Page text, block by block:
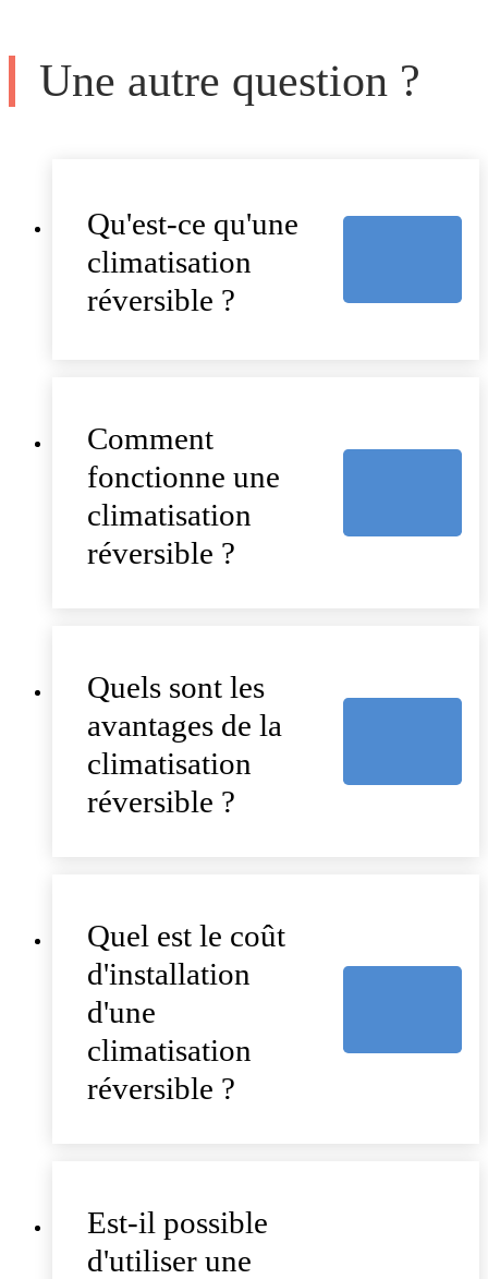
Une autre question ?
Qu'est-ce qu'une
climatisation
réversible ?
Comment
fonctionne une
climatisation
réversible ?
Quels sont les
avantages de la
climatisation
réversible ?
Quel est le coût
d'installation
d'une
climatisation
réversible ?
Est-il possible
d'utiliser une